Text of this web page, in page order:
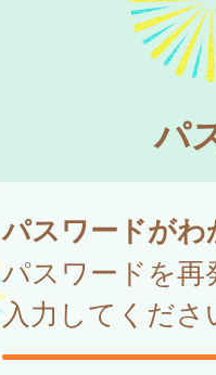
パ
パスワードが
パスワードを再
入力してくださ